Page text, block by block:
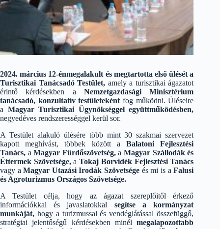
2024. március 12-énmegalakult és megtartotta első ülését a
Turisztikai Tanácsadó Testület, amely a turisztikai ágazatot
érintő kérdésekben a Nemzetgazdasági Minisztérium
tanácsadó, konzultatív testületeként fog működni. Üléseire
a Magyar Turisztikai Ügynökséggel együttműködésben,
negyedéves rendszerességgel kerül sor.
A Testület alakuló ülésére több mint 30 szakmai szervezet
kapott meghívást, többek között aBalatoni Fejlesztési
Tanács, aMagyar Fürdőszövetség,aMagyar Szállodák és
Éttermek Szövetsége,aTokaj Borvidék Fejlesztési Tanács
vagy a Magyar Utazási Irodák Szövetsége és mi is aFalusi
és Agroturizmus Országos Szövetsége.
A Testület célja, hogy az ágazat szereplőitől érkező
információkkal és javaslatokkal segítse a kormányzat
munkáját, hogy a turizmussal és vendéglátással összefüggő,
stratégiai jelentőségű kérdésekben minélmegalapozottabb